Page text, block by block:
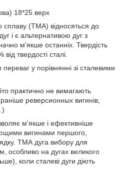
18*25 верх
сплаву (ТМА) відносяться до
і є альтернативою дуг з
м'якше останніх. Твердість
твердості сталі.
у порівнянні зі сталевими
практично не вимагають
реверсионных вигинів,
м'якше і ефективніше
вигинами першого,
ТМА дуга вибору для
особливо на дугах великого
коли сталеві дуги діють